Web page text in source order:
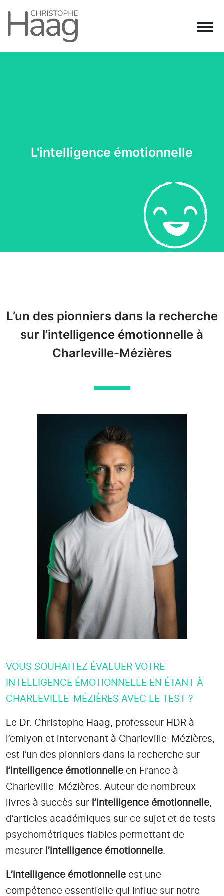
Navigation principale
L'intelligence émotionnelle
L’un des pionniers dans la recherche
sur l’intelligence émotionnelle à
Charleville-Mézières
VOUS SOUHAITEZ ÉVALUER VOTRE
INTELLIGENCE ÉMOTIONNELLE EN ÉTANT À
CHARLEVILLE-MÉZIÈRES AVEC LE TEST ?
Le Dr. Christophe Haag, professeur HDR à
l’emlyon et intervenant à Charleville-Mézières,
est l’un des pionniers dans la recherche sur
l’intelligence émotionnelle en France à
Charleville-Mézières. Auteur de nombreux
livres à succès sur l’intelligence émotionnelle,
d’articles académiques sur ce sujet et de tests
psychométriques fiables permettant de
mesurer l’intelligence émotionnelle.
L’intelligence émotionnelle est une
compétence essentielle qui influe sur notre